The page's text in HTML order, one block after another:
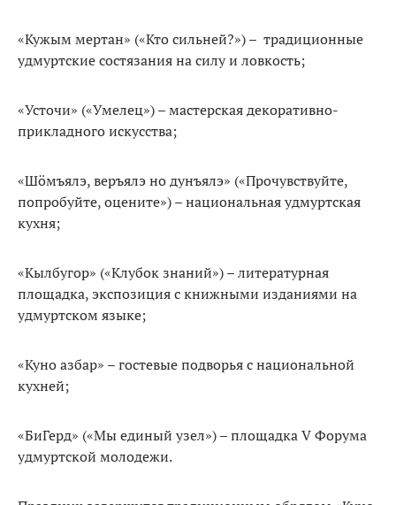
«Кужым мертан» («Кто сильней?») – традиционные
удмуртские состязания на силу и ловкость;
«Усточи» («Умелец») – мастерская декоративно-
прикладного искусства;
«Шӧмъялэ, веръялэ но дунъялэ» («Прочувствуйте,
попробуйте, оцените») – национальная удмуртская
кухня;
«Кылбугор» («Клубок знаний») – литературная
площадка, экспозиция с книжными изданиями на
удмуртском языке;
«Куно азбар» – гостевые подворья с национальной
кухней;
«БиГерд» («Мы единый узел») – площадка V Форума
удмуртской молодежи.